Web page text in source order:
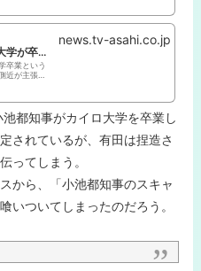
す」
【ノーカット】「大学が卒業を認めている」小池都知事 定例会見 “学歴詐称疑惑”否定
卒業という
近が主張し
た。 小池
年5月に出版
イロ大学...
news.tv-asahi.co.jp
都知事がカイロ大学を卒業し
されているが、有田は捏造さ
ってしまう。
から、「小池都知事のスキャ
いついてしまったのだろう。